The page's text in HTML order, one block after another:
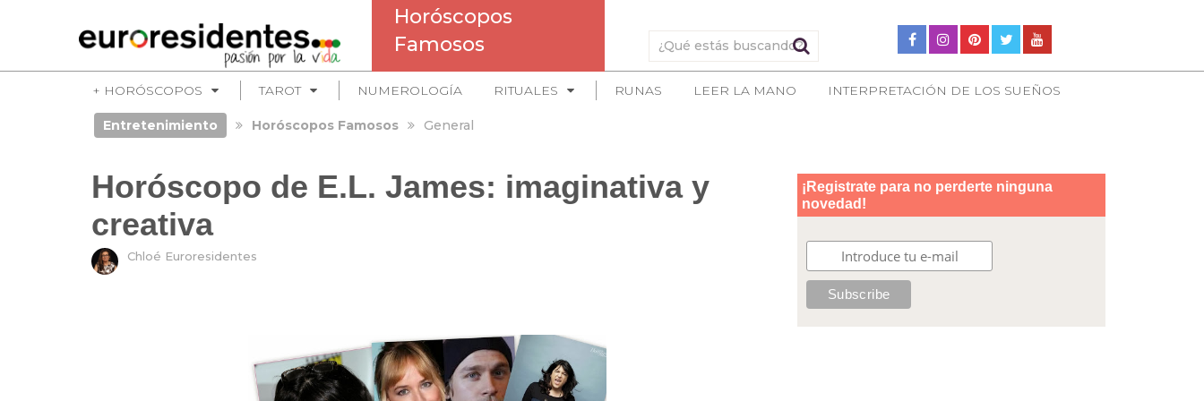
Horóscopos
Famosos
+ HORÓSCOPOS TAROT NUMEROLOGÍA RITUALES RUNAS LEER LA MANO INTERPRETACIÓN DE LOS SUEÑOS
Entretenimiento Horóscopos Famosos General
Horóscopo de E.L. James: imaginativa y
creativa
Chloé Euroresidentes